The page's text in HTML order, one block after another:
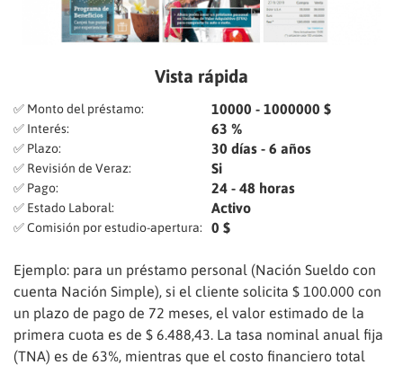
Vista rápida
✅ Monto del préstamo: 10000 - 1000000 $
✅ Interés: 63 %
✅ Plazo: 30 días - 6 años
✅ Revisión de Veraz: Si
✅ Pago: 24 - 48 horas
✅ Estado Laboral: Activo
✅ Comisión por estudio-apertura: 0 $
Ejemplo: para un préstamo personal (Nación Sueldo con
cuenta Nación Simple), si el cliente solicita $ 100.000 con
un plazo de pago de 72 meses, el valor estimado de la
primera cuota es de $ 6.488,43. La tasa nominal anual fija
(TNA) es de 63%, mientras que el costo financiero total